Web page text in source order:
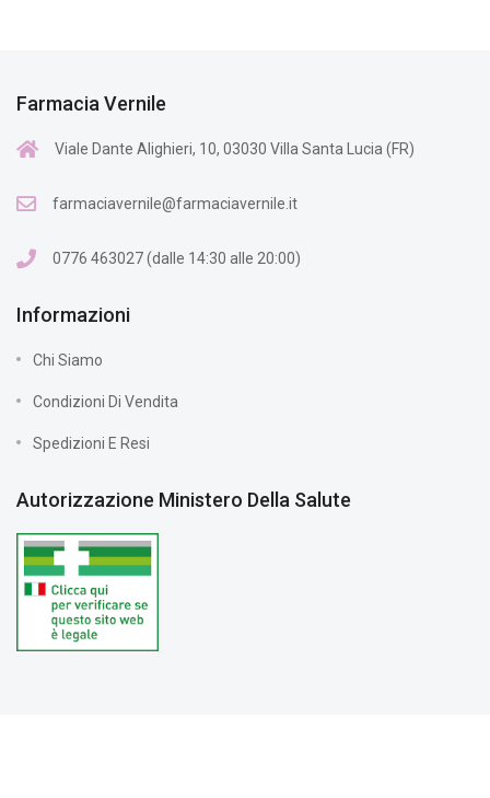
Farmacia Vernile
Viale Dante Alighieri, 10, 03030 Villa Santa Lucia (FR)
farmaciavernile@farmaciavernile.it
0776 463027 (dalle 14:30 alle 20:00)
Informazioni
Chi Siamo
Condizioni Di Vendita
Spedizioni E Resi
Autorizzazione Ministero Della Salute